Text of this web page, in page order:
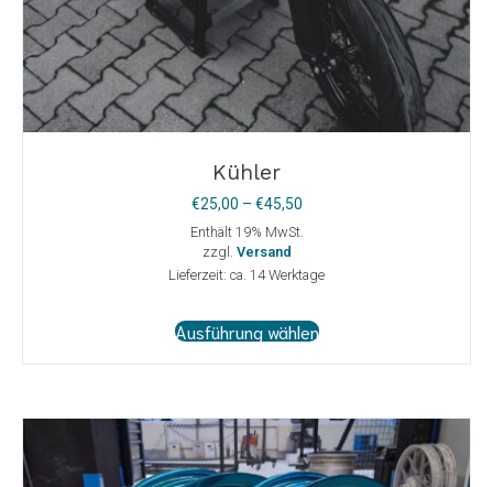
Kühler
€25,00 – €45,50Preisspanne:
Enthält 19% MwSt.
zzgl. Versand
Lieferzeit: ca. 14 Werktage
Ausführung wählenProdukt
auf.
Die